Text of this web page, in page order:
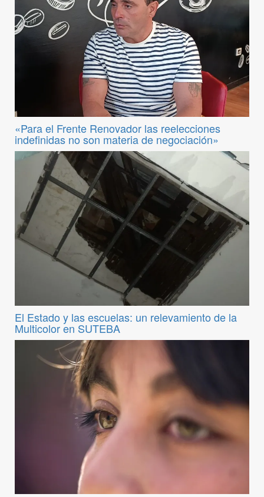
«Para el Frente Renovador las reelecciones
indefinidas no son materia de negociación»
El Estado y las escuelas: un relevamiento de la
Multicolor en SUTEBA